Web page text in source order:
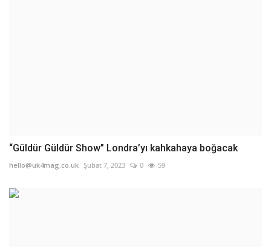
“Güldür Güldür Show” Londra’yı kahkahaya boğacak
hello@uk4mag.co.uk Şubat 7, 2023 0 59